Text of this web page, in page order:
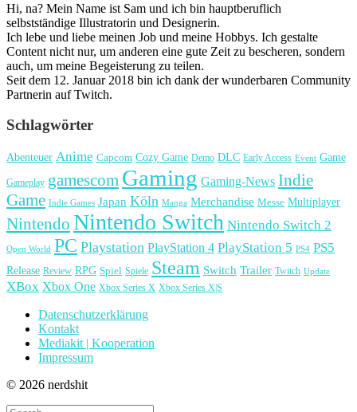
Hi, na? Mein Name ist Sam und ich bin hauptberuflich
selbstständige Illustratorin und Designerin.
Ich lebe und liebe meinen Job und meine Hobbys. Ich gestalte
Content nicht nur, um anderen eine gute Zeit zu bescheren, sondern
auch, um meine Begeisterung zu teilen.
Seit dem 12. Januar 2018 bin ich dank der wunderbaren Community
Partnerin auf Twitch.
Schlagwörter
Abenteuer Anime Capcom Cozy Game Demo DLC Early Access Event Game
Gameplay gamescom Gaming Gaming-News Indie
Game Indie Games Japan Köln Manga Merchandise Messe Multiplayer
Nintendo Nintendo Switch Nintendo Switch 2
Open World PC Playstation PlayStation 4 PlayStation 5 PS4 PS5
Release Review RPG Spiel Spiele Steam Switch Trailer Twitch Update
XBox Xbox One Xbox Series X Xbox Series X|S
Datenschutzerklärung
Kontakt
Mediakit | Kooperation
Impressum
© 2026 nerdshit